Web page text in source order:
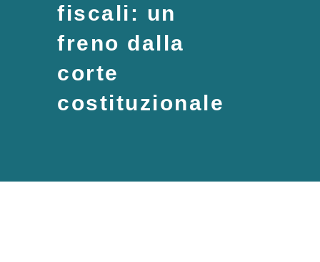
fiscali: un
freno dalla
corte
costituzionale